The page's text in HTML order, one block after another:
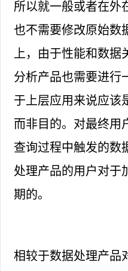
所以就一般或者在外
也不需要修改原始数
上，由于性能和数
分析产品也需要进行
于上层应用来说应该
而非目的。对最终用
查询过程中触发的数
处理产品的用户对于
期的。
相较于数据处理产品